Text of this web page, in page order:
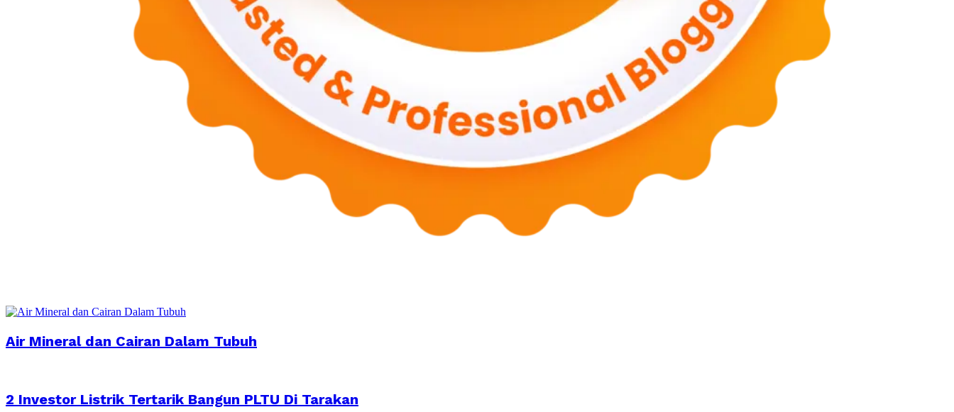
Air Mineral dan Cairan Dalam Tubuh
2 Investor Listrik Tertarik Bangun PLTU Di Tarakan